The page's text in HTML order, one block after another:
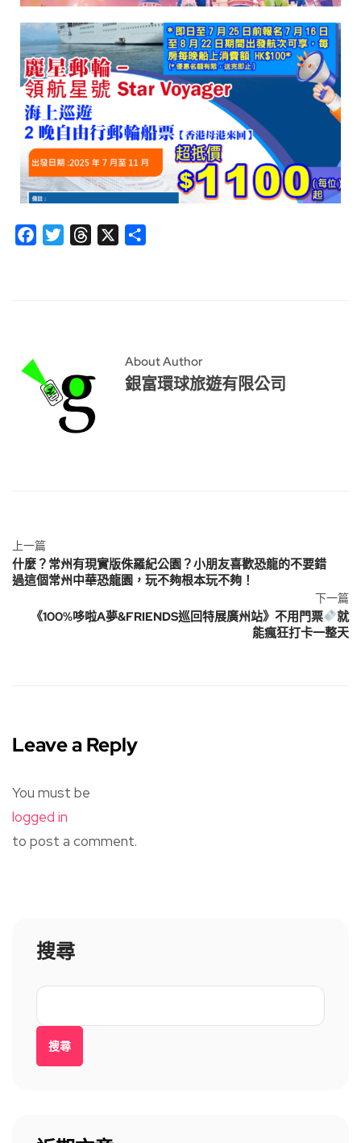
FacebookTwitterThreads
About Author
銀富環球旅遊有限公司
上一篇
什麼？常州有現實版侏羅紀公園？小朋友喜歡恐龍的不要錯
過這個常州中華恐龍園，玩不夠根本玩不夠！
下一篇
《100%哆啦A夢&FRIENDS巡回特展廣州站》不用門票
就
能瘋狂打卡一整天
Leave a Reply
You must be
logged in
to post a comment.
搜尋
搜尋